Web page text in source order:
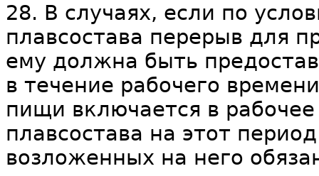
28. В случаях, если по
плавсостава перерыв для
ему должна быть
в течение рабочего
пищи включается в
плавсостава на этот
возложенных на него